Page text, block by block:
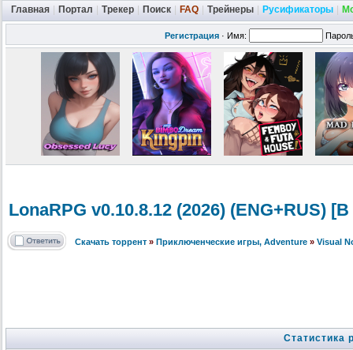
Главная Портал Трекер Поиск FAQ Трейнеры Русификаторы
Регистрация · Имя:
LonaRPG v0.10.8.12 (2026) (ENG+RUS)
Скачать торрент » Приключенческие игры, Adventure » Visual
Статистика